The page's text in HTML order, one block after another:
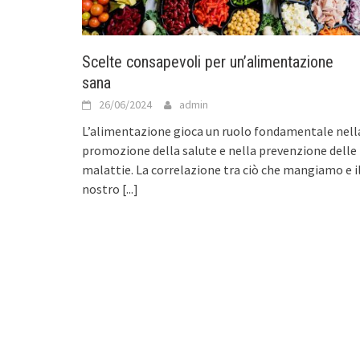
Scelte consapevoli per un’alimentazione
sana
26/06/2024 admin
L’alimentazione gioca un ruolo fondamentale
promozione della salute e nella prevenzione delle
malattie. La correlazione tra ciò che mangiamo e il
nostro [...]